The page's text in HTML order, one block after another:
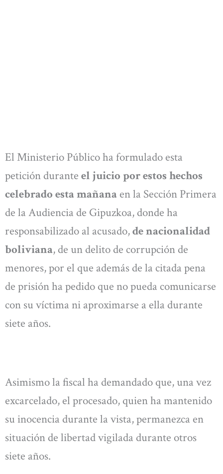
El Ministerio Público ha formulado esta
petición durante el juicio por estos hechos
celebrado esta mañana en la Sección Primera
de la Audiencia de Gipuzkoa, donde ha
responsabilizado al acusado,de nacionalidad
boliviana, de un delito de corrupción de
menores, por el que además de la citada pena
de prisión ha pedido que no pueda comunicarse
con su víctima ni aproximarse a ella durante
siete años.
Asimismo la fiscal ha demandado que, una vez
excarcelado, el procesado, quien ha mantenido
su inocencia durante la vista, permanezca en
situación de libertad vigilada durante otros
siete años.